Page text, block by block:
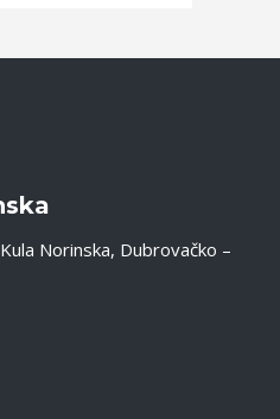
Norinska, Dubrovačko –